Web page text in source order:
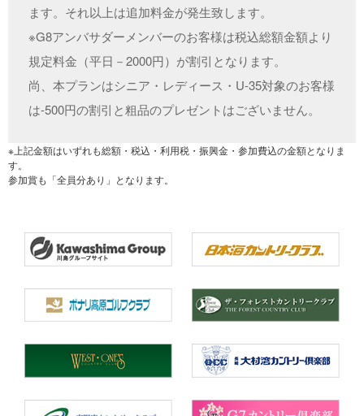
ます。それ以上は追加料金が発生致します。
※G8アンバサダーメンバーのお客様は税込総額金額より
規定料金（平日－2000円）が割引となります。
尚、本プランはシニア・レディース・U-35対象のお客様
は-500円の割引と粗品のプレゼントはございません。
※上記金額はいずれも総額・税込・利用税・振興金・参加費込の金額となりま
す。
参加賞も「全員分あり」となります。